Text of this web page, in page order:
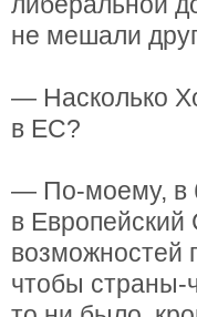
не мешали
— Насколько
в ЕС?
— По-моему, в
в
возможностей
чтобы страны-